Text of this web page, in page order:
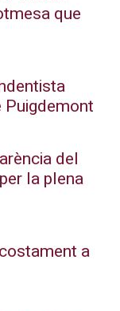
que
del
la plena
a